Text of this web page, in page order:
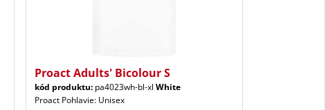
Proact Adults' Bicolour S
kód produktu: pa4023wh-bl-xl White
Proact Pohlavie: Unisex